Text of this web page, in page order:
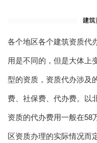
各个地区各个建筑资质代
用是不同的，但是大体上
型的资质，资质代办涉及
费、社保费、代办费。以
资质的代办费用一般在58
区资质办理的实际情况而